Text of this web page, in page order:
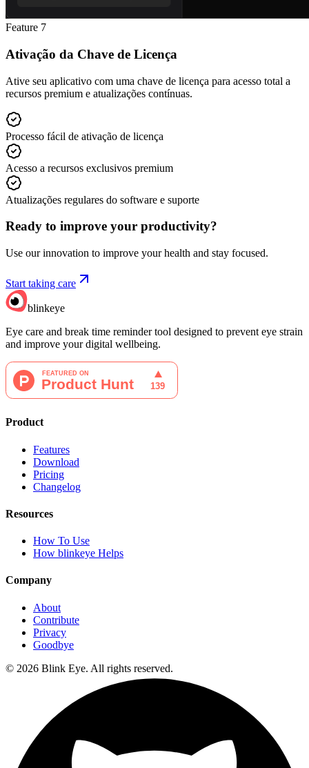
Feature 7
Ativação da Chave de Licença
Ative seu aplicativo com uma chave de licença para acesso total a
recursos premium e atualizações contínuas.
Processo fácil de ativação de licença
Acesso a recursos exclusivos premium
Atualizações regulares do software e suporte
Ready to improve your productivity?
Use our innovation to improve your health and stay focused.
Start taking care
blinkeye
Eye care and break time reminder tool designed to prevent eye strain
and improve your digital wellbeing.
Product
Features
Download
Pricing
Changelog
Resources
How To Use
How blinkeye Helps
Company
About
Contribute
Privacy
Goodbye
© 2026 Blink Eye. All rights reserved.